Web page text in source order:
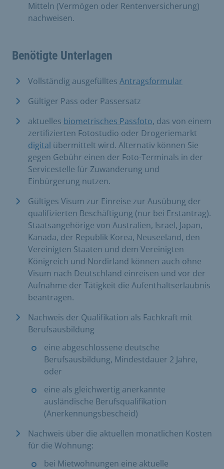
Mitteln (Vermögen oder Rentenversicherung)
nachweisen.
Benötigte Unterlagen
Vollständig ausgefülltes Antragsformular
Gültiger Pass oder Passersatz
aktuelles biometrisches Passfoto, das von einem
zertifizierten Fotostudio oder Drogeriemarkt
digital übermittelt wird. Alternativ können Sie
gegen Gebühr einen der Foto-Terminals in der
Servicestelle für Zuwanderung und
Einbürgerung nutzen.
Gültiges Visum zur Einreise zur Ausübung der
qualifizierten Beschäftigung (nur bei Erstantrag).
Staatsangehörige von Australien, Israel, Japan,
Kanada, der Republik Korea, Neuseeland, den
Vereinigten Staaten und dem Vereinigten
Königreich und Nordirland können auch ohne
Visum nach Deutschland einreisen und vor der
Aufnahme der Tätigkeit die Aufenthaltserlaubnis
beantragen.
Nachweis der Qualifikation als Fachkraft mit
Berufsausbildung
eine abgeschlossene deutsche
Berufsausbildung, Mindestdauer 2 Jahre,
oder
eine als gleichwertig anerkannte
ausländische Berufsqualifikation
(Anerkennungsbescheid)
Nachweis über die aktuellen monatlichen Kosten
für die Wohnung:
bei Mietwohnungen eine aktuelle